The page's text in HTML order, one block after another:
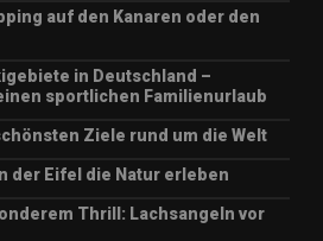
auf den Kanaren oder den
in Deutschland –
sportlichen Familienurlaub
Ziele rund um die Welt
der Eifel die Natur erleben
Thrill: Lachsangeln vor